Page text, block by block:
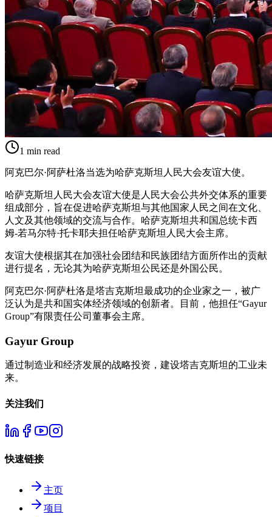
1 min read
阿克巴尔·阿萨杜洛当选为哈萨克斯坦人民大会友谊大使。
哈萨克斯坦人民大会友谊大使是人民大会公共外交体系的重要
组成部分，旨在促进哈萨克斯坦与其他国家人民之间在文化、
人文及其他领域的交流与合作。哈萨克斯坦共和国总统卡西
姆-若马尔特·托卡耶夫担任哈萨克斯坦人民大会主席。
友谊大使根据其在加强社会团结和民族团结方面所作出的贡献
进行提名，无论其为哈萨克斯坦公民还是外国公民。
阿克巴尔·阿萨杜洛是塔吉克斯坦最成功的企业家之一，被广
泛认为是共和国实体经济领域的创新者。目前，他担任“Gayur
Group”有限责任公司董事会主席。
Gayur Group
通过制造业和经济发展的战略投资，建设塔吉克斯坦的工业未
来。
关注我们
快速链接
主页
项目